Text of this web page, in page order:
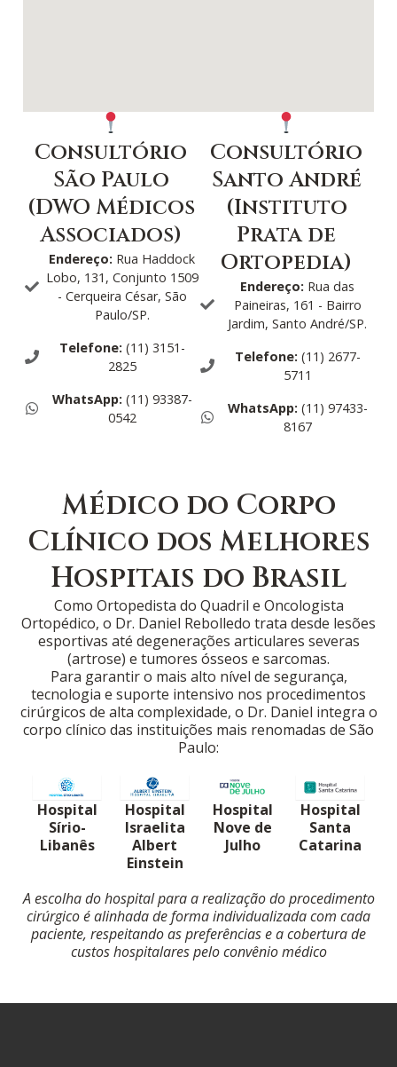
Consultório
São Paulo
(DWO Médicos
Associados)
Endereço: Rua Haddock
Lobo, 131, Conjunto 1509
- Cerqueira César, São
Paulo/SP.
Telefone: (11) 3151-
2825
WhatsApp: (11) 93387-
0542
Consultório
Santo André
(Instituto
Prata de
Ortopedia)
Endereço: Rua das
Paineiras, 161 - Bairro
Jardim, Santo André/SP.
Telefone: (11) 2677-
5711
WhatsApp: (11) 97433-
8167
Médico do Corpo
Clínico dos Melhores
Hospitais do Brasil
Como Ortopedista do Quadril e Oncologista
Ortopédico, o Dr. Daniel Rebolledo trata desde lesões
esportivas até degenerações articulares severas
(artrose) e tumores ósseos e sarcomas.
Para garantir o mais alto nível de segurança,
tecnologia e suporte intensivo nos procedimentos
cirúrgicos de alta complexidade, o Dr. Daniel integra o
corpo clínico das instituições mais renomadas de São
Paulo:
Hospital
Sírio-
Libanês
Hospital
Israelita
Albert
Einstein
Hospital
Nove de
Julho
Hospital
Santa
Catarina
A escolha do hospital para a realização do procedimento
cirúrgico é alinhada de forma individualizada com cada
paciente, respeitando as preferências e a cobertura de
custos hospitalares pelo convênio médico